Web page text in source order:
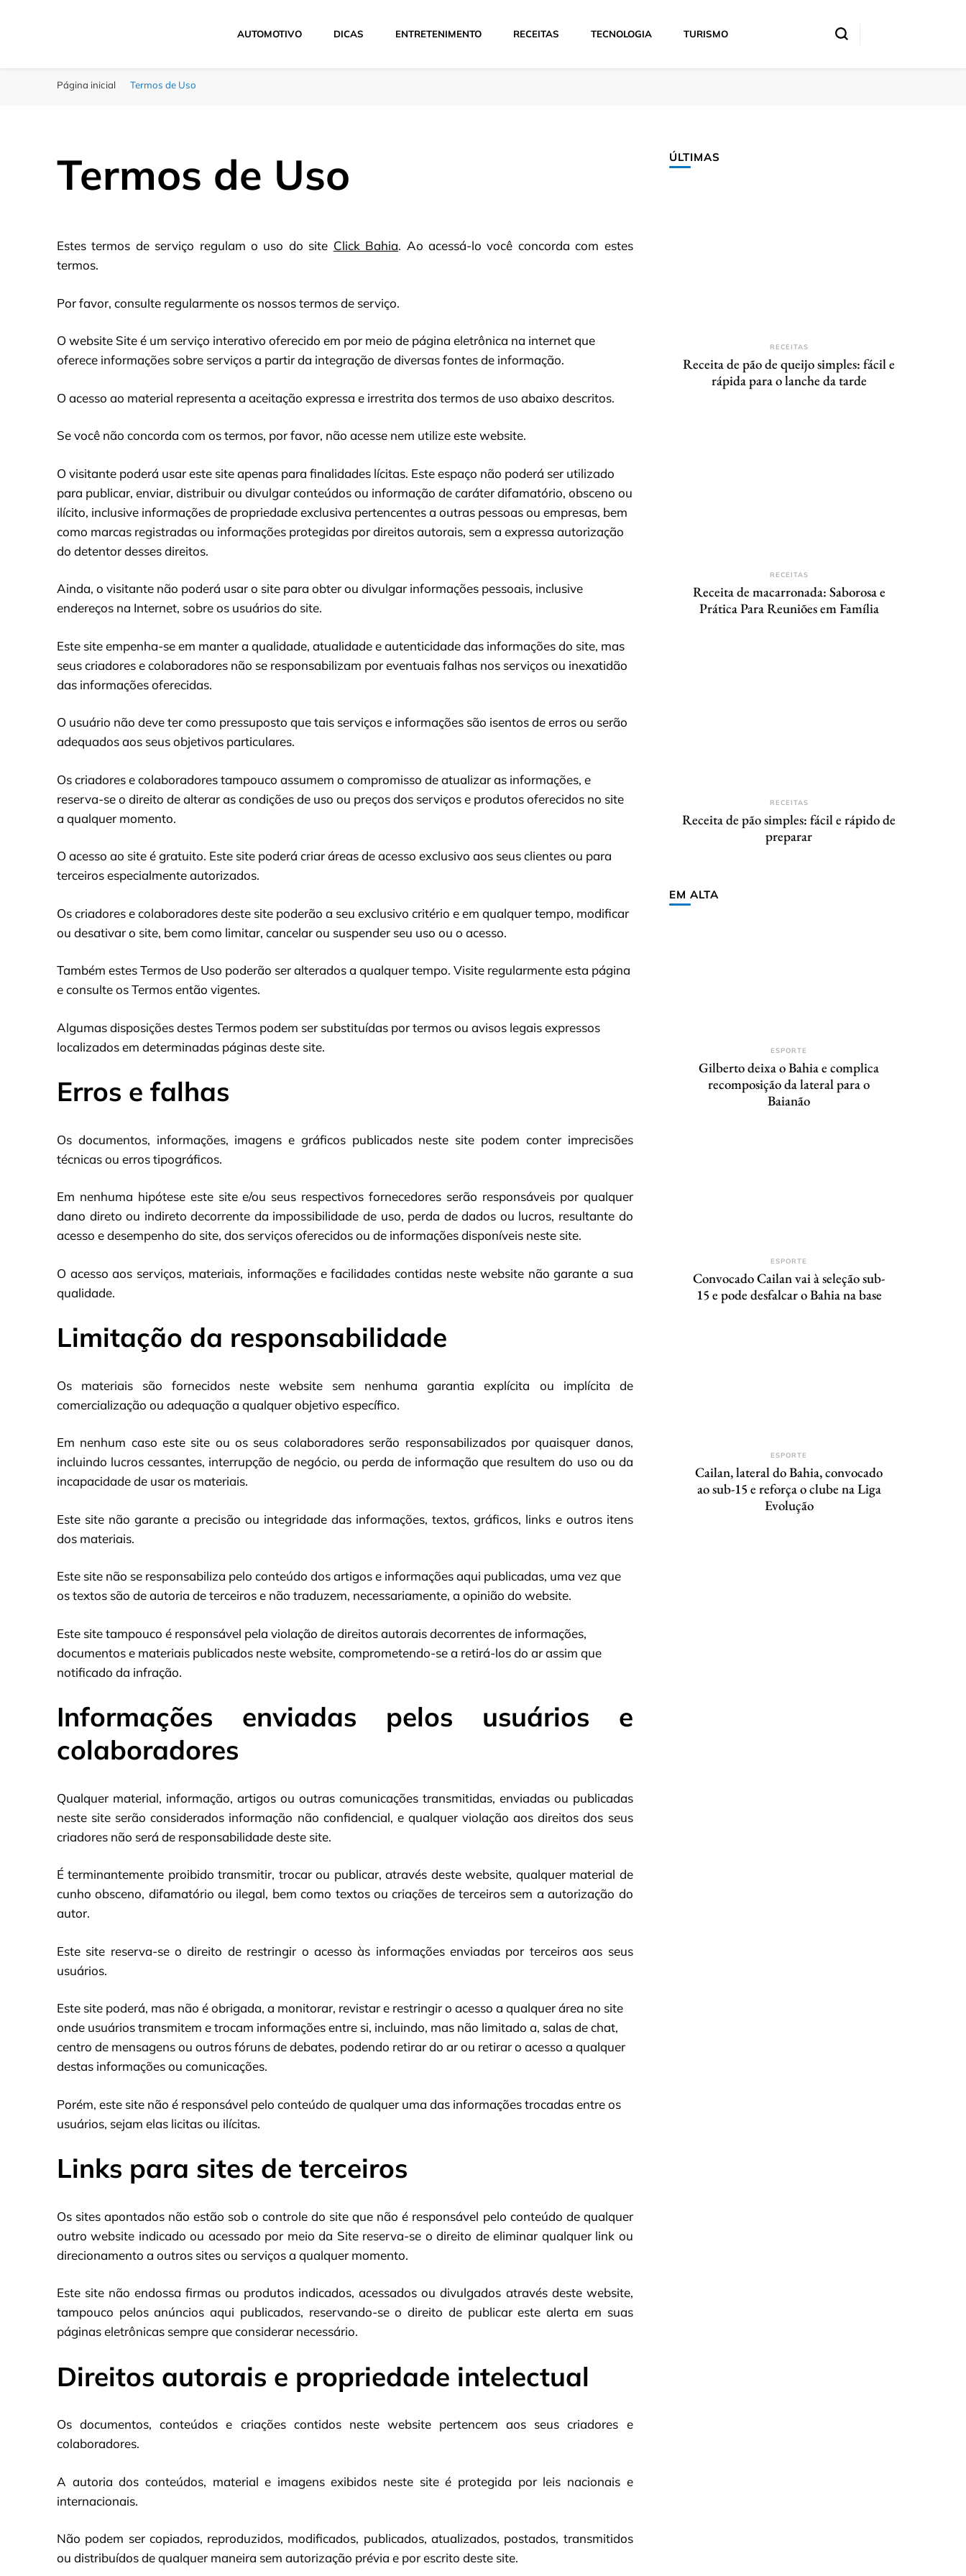
Click Bahia
AUTOMOTIVO DICAS ENTRETENIMENTO RECEITAS TECNOLOGIA TURISMO
Página inicial Termos de Uso
Termos de Uso
Estes termos de serviço regulam o uso do site Click Bahia. Ao acessá-lo você concorda com estes
termos.
Por favor, consulte regularmente os nossos termos de serviço.
O website Site é um serviço interativo oferecido em por meio de página eletrônica na internet que
oferece informações sobre serviços a partir da integração de diversas fontes de informação.
O acesso ao material representa a aceitação expressa e irrestrita dos termos de uso abaixo descritos.
Se você não concorda com os termos, por favor, não acesse nem utilize este website.
O visitante poderá usar este site apenas para finalidades lícitas. Este espaço não poderá ser utilizado
para publicar, enviar, distribuir ou divulgar conteúdos ou informação de caráter difamatório, obsceno ou
ilícito, inclusive informações de propriedade exclusiva pertencentes a outras pessoas ou empresas, bem
como marcas registradas ou informações protegidas por direitos autorais, sem a expressa autorização
do detentor desses direitos.
Ainda, o visitante não poderá usar o site para obter ou divulgar informações pessoais, inclusive
endereços na Internet, sobre os usuários do site.
Este site empenha-se em manter a qualidade, atualidade e autenticidade das informações do site, mas
seus criadores e colaboradores não se responsabilizam por eventuais falhas nos serviços ou inexatidão
das informações oferecidas.
O usuário não deve ter como pressuposto que tais serviços e informações são isentos de erros ou serão
adequados aos seus objetivos particulares.
Os criadores e colaboradores tampouco assumem o compromisso de atualizar as informações, e
reserva-se o direito de alterar as condições de uso ou preços dos serviços e produtos oferecidos no site
a qualquer momento.
O acesso ao site é gratuito. Este site poderá criar áreas de acesso exclusivo aos seus clientes ou para
terceiros especialmente autorizados.
Os criadores e colaboradores deste site poderão a seu exclusivo critério e em qualquer tempo, modificar
ou desativar o site, bem como limitar, cancelar ou suspender seu uso ou o acesso.
Também estes Termos de Uso poderão ser alterados a qualquer tempo. Visite regularmente esta página
e consulte os Termos então vigentes.
Algumas disposições destes Termos podem ser substituídas por termos ou avisos legais expressos
localizados em determinadas páginas deste site.
Erros e falhas
Os documentos, informações, imagens e gráficos publicados neste site podem conter imprecisões
técnicas ou erros tipográficos.
Em nenhuma hipótese este site e/ou seus respectivos fornecedores serão responsáveis por qualquer
dano direto ou indireto decorrente da impossibilidade de uso, perda de dados ou lucros, resultante do
acesso e desempenho do site, dos serviços oferecidos ou de informações disponíveis neste site.
O acesso aos serviços, materiais, informações e facilidades contidas neste website não garante a sua
qualidade.
Limitação da responsabilidade
Os materiais são fornecidos neste website sem nenhuma garantia explícita ou implícita de
comercialização ou adequação a qualquer objetivo específico.
Em nenhum caso este site ou os seus colaboradores serão responsabilizados por quaisquer danos,
incluindo lucros cessantes, interrupção de negócio, ou perda de informação que resultem do uso ou da
incapacidade de usar os materiais.
Este site não garante a precisão ou integridade das informações, textos, gráficos, links e outros itens
dos materiais.
Este site não se responsabiliza pelo conteúdo dos artigos e informações aqui publicadas, uma vez que
os textos são de autoria de terceiros e não traduzem, necessariamente, a opinião do website.
Este site tampouco é responsável pela violação de direitos autorais decorrentes de informações,
documentos e materiais publicados neste website, comprometendo-se a retirá-los do ar assim que
notificado da infração.
Informações enviadas pelos usuários e
colaboradores
Qualquer material, informação, artigos ou outras comunicações transmitidas, enviadas ou publicadas
neste site serão considerados informação não confidencial, e qualquer violação aos direitos dos seus
criadores não será de responsabilidade deste site.
É terminantemente proibido transmitir, trocar ou publicar, através deste website, qualquer material de
cunho obsceno, difamatório ou ilegal, bem como textos ou criações de terceiros sem a autorização do
autor.
Este site reserva-se o direito de restringir o acesso às informações enviadas por terceiros aos seus
usuários.
Este site poderá, mas não é obrigada, a monitorar, revistar e restringir o acesso a qualquer área no site
onde usuários transmitem e trocam informações entre si, incluindo, mas não limitado a, salas de chat,
centro de mensagens ou outros fóruns de debates, podendo retirar do ar ou retirar o acesso a qualquer
destas informações ou comunicações.
Porém, este site não é responsável pelo conteúdo de qualquer uma das informações trocadas entre os
usuários, sejam elas licitas ou ilícitas.
Links para sites de terceiros
Os sites apontados não estão sob o controle do site que não é responsável pelo conteúdo de qualquer
outro website indicado ou acessado por meio da Site reserva-se o direito de eliminar qualquer link ou
direcionamento a outros sites ou serviços a qualquer momento.
Este site não endossa firmas ou produtos indicados, acessados ou divulgados através deste website,
tampouco pelos anúncios aqui publicados, reservando-se o direito de publicar este alerta em suas
páginas eletrônicas sempre que considerar necessário.
Direitos autorais e propriedade intelectual
Os documentos, conteúdos e criações contidos neste website pertencem aos seus criadores e
colaboradores.
A autoria dos conteúdos, material e imagens exibidos neste site é protegida por leis nacionais e
internacionais.
Não podem ser copiados, reproduzidos, modificados, publicados, atualizados, postados, transmitidos
ou distribuídos de qualquer maneira sem autorização prévia e por escrito deste site.
ÚLTIMAS
RECEITAS
Receita de pão de queijo simples: fácil e
rápida para o lanche da tarde
RECEITAS
Receita de macarronada: Saborosa e
Prática Para Reuniões em Família
RECEITAS
Receita de pão simples: fácil e rápido de
preparar
EM ALTA
ESPORTE
Gilberto deixa o Bahia e complica
recomposição da lateral para o
Baianão
ESPORTE
Convocado Cailan vai à seleção sub-
15 e pode desfalcar o Bahia na base
ESPORTE
Cailan, lateral do Bahia, convocado
ao sub-15 e reforça o clube na Liga
Evolução